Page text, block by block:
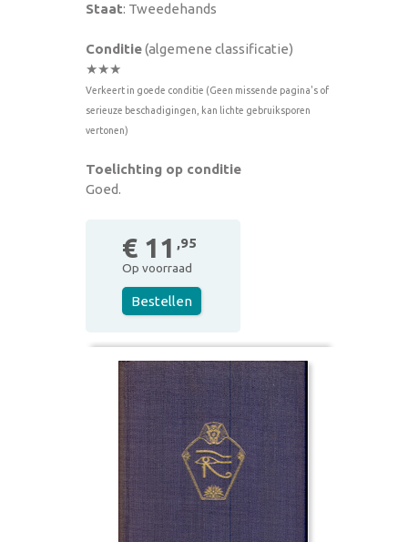
Staat: Tweedehands
Conditie(algemene classificatie)
★★★
Verkeert in goede conditie (Geen missende pagina's of
serieuze beschadigingen, kan lichte gebruiksporen
vertonen)
Toelichting op conditie
Goed.
€ 11 ,95
Op voorraad
Bestellen